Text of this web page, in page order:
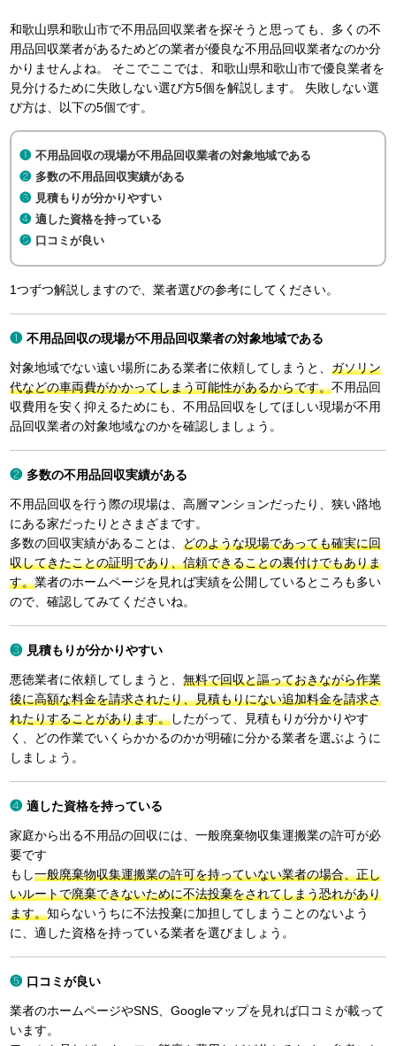
和歌山県和歌山市で不用品回収業者を探そうと思っても、多くの不
用品回収業者があるためどの業者が優良な不用品回収業者なのか分
かりませんよね。 そこでここでは、和歌山県和歌山市で優良業者を
見分けるために失敗しない選び方5個を解説します。 失敗しない選
び方は、以下の5個です。
不用品回収の現場が不用品回収業者の対象地域である
多数の不用品回収実績がある
見積もりが分かりやすい
適した資格を持っている
口コミが良い
1つずつ解説しますので、業者選びの参考にしてください。
不用品回収の現場が不用品回収業者の対象地域である
対象地域でない遠い場所にある業者に依頼してしまうと、ガソリン
代などの車両費がかかってしまう可能性があるからです。不用品回
収費用を安く抑えるためにも、不用品回収をしてほしい現場が不用
品回収業者の対象地域なのかを確認しましょう。
多数の不用品回収実績がある
不用品回収を行う際の現場は、高層マンションだったり、狭い路地
にある家だったりとさまざまです。
多数の回収実績があることは、どのような現場であっても確実に回
収してきたことの証明であり、信頼できることの裏付けでもありま
す。業者のホームページを見れば実績を公開しているところも多い
ので、確認してみてくださいね。
見積もりが分かりやすい
悪徳業者に依頼してしまうと、無料で回収と謳っておきながら作業
後に高額な料金を請求されたり、見積もりにない追加料金を請求さ
れたりすることがあります。したがって、見積もりが分かりやす
く、どの作業でいくらかかるのかが明確に分かる業者を選ぶように
しましょう。
適した資格を持っている
家庭から出る不用品の回収には、一般廃棄物収集運搬業の許可が必
要です
もし一般廃棄物収集運搬業の許可を持っていない業者の場合、正し
いルートで廃棄できないために不法投棄をされてしまう恐れがあり
ます。知らないうちに不法投棄に加担してしまうことのないよう
に、適した資格を持っている業者を選びましょう。
口コミが良い
業者のホームページやSNS、Googleマップを見れば口コミが載って
います。